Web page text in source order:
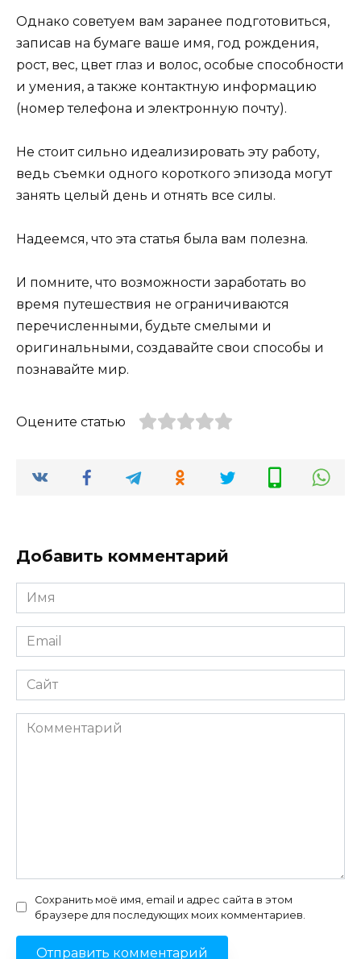
Однако советуем вам заранее подготовиться,
записав на бумаге ваше имя, год рождения,
рост, вес, цвет глаз и волос, особые способности
и умения, а также контактную информацию
(номер телефона и электронную почту).
Не стоит сильно идеализировать эту работу,
ведь съемки одного короткого эпизода могут
занять целый день и отнять все силы.
Надеемся, что эта статья была вам полезна.
И помните, что возможности заработать во
время путешествия не ограничиваются
перечисленными, будьте смелыми и
оригинальными, создавайте свои способы и
познавайте мир.
Оцените статью
Добавить комментарий
Имя
*
Email
*
Сайт
Комментарий
Сохранить моё имя, email и адрес сайта в этом
браузере для последующих моих комментариев.